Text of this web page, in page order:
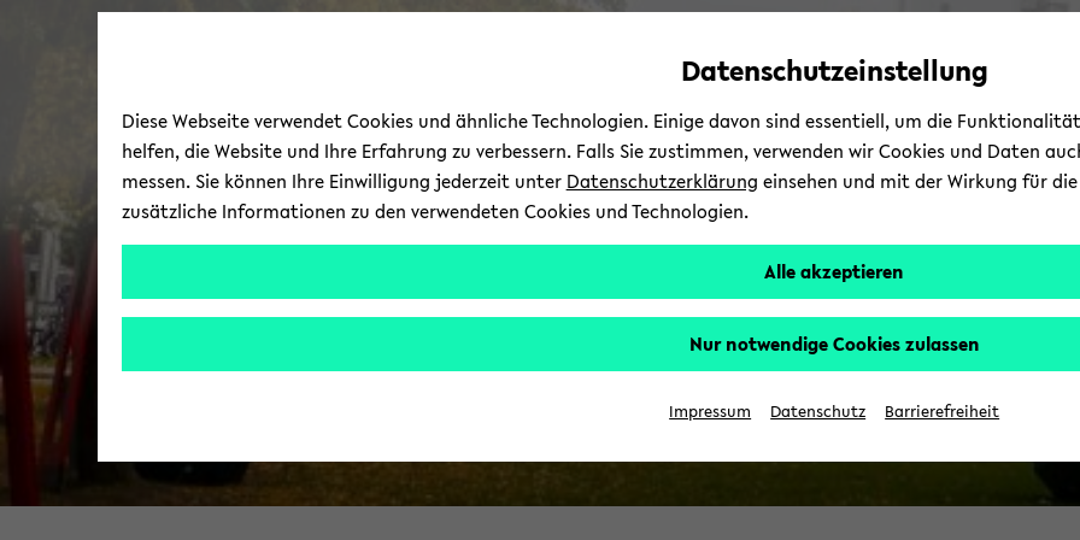
Automatische
vermeiden
zum
wechseln
zum
wechseln
zum
wechseln
Datenschutzeinstellung
Diese Webseite verwendet Cookies und ähnliche Technologien. Einige davon sind essentiell, um die
helfen, die Website und Ihre Erfahrung zu verbessern. Falls Sie zustimmen, verwenden wir Cookies und Daten
messen. Sie können Ihre Einwilligung jederzeit unter Datenschutzerklärung einsehen und mit der Wirkung für
zusätzliche Informationen zu den verwendeten Cookies und Technologien.
Alle akzeptieren
Nur notwendige Cookies zulassen
Impressum Datenschutz Barrierefreiheit